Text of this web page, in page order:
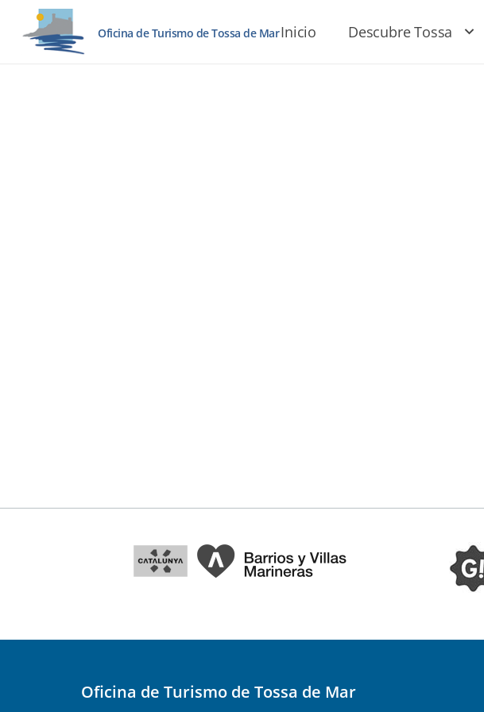
Oficina de Turismo de Tossa de MarInicio Descubre Tossa
Oficina de Turismo de Tossa de Mar